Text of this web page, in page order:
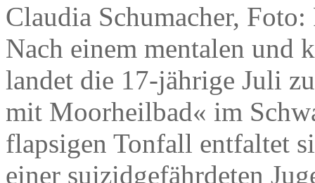
Claudia Schumacher, Foto:
Nach einem mentalen und
landet die 17-jährige Juli
mit Moorheilbad« im
flapsigen Tonfall entfaltet
einer suizidgefährdeten